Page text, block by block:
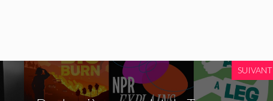
SUIVANT